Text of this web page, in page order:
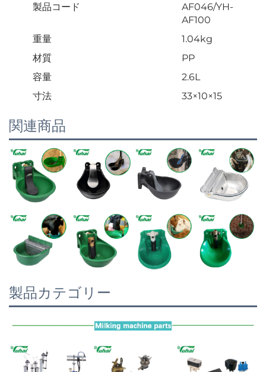
製品コード
AF046/YH-
AF100
重量
1.04kg
材質
PP
容量
2.6L
寸法
33×10×15
関連商品
製品カテゴリー